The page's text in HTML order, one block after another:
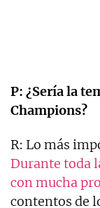
P: ¿Sería la
Champions?
R: Lo más
Durante toda
con mucha
contentos de